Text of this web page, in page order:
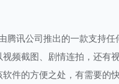
腾讯公司推出的一款支持
视频截图、剧情连拍，还有
软件的方便之处，有需要的